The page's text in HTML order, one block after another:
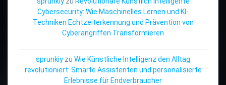
Cybersecurity: Wie Maschinelles Lernen und KI-
Techniken Echtzeiterkennung und Prävention von
Cyberangriffen Transformieren
sprunkiy zu Wie Künstliche Intelligenz den Alltag
revolutioniert: Smarte Assistenten und personalisierte
Erlebnisse für Endverbraucher